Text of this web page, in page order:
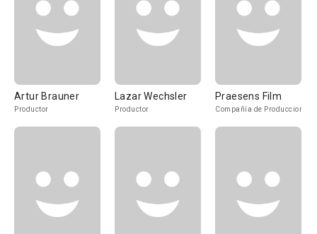
Artur Brauner
Productor
Lazar Wechsler
Productor
Praesens Film
Compañía de Produccion